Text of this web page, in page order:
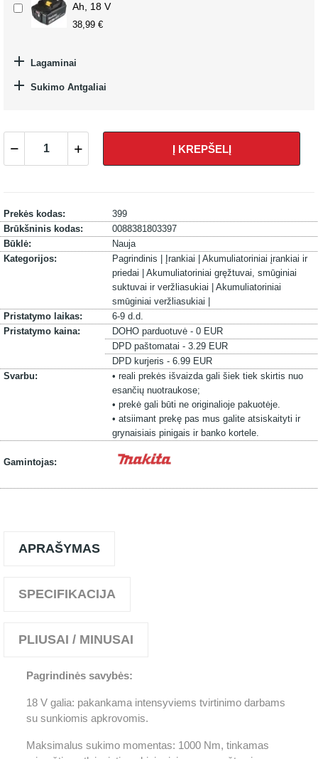
Ah, 18 V
38,99 €
 Lagaminai
 Sukimo Antgaliai
Į KREPŠELĮ
Prekės kodas:
399
Brūkšninis kodas:
0088381803397
Būklė:
Nauja
Kategorijos:
Pagrindinis | Įrankiai | Akumuliatoriniai įrankiai ir
priedai | Akumuliatoriniai gręžtuvai, smūginiai
suktuvai ir veržliasukiai | Akumuliatoriniai
smūginiai veržliasukiai |
Pristatymo laikas:
6-9 d.d.
Pristatymo kaina:
DOHO parduotuvė - 0 EUR
DPD paštomatai - 3.29 EUR
DPD kurjeris - 6.99 EUR
Svarbu:
• reali prekės išvaizda gali šiek tiek skirtis nuo
esančių nuotraukose;
• prekė gali būti ne originalioje pakuotėje.
• atsiimant prekę pas mus galite atsiskaityti ir
grynaisiais pinigais ir banko kortele.
Gamintojas:
APRAŠYMAS
SPECIFIKACIJA
PLIUSAI / MINUSAI
Pagrindinės savybės:
18 V galia: pakankama intensyviems tvirtinimo darbams
su sunkiomis apkrovomis.
Maksimalus sukimo momentas: 1000 Nm, tinkamas